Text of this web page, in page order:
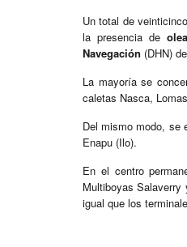
Un total de
la presencia de
Navegación (DHN)
La mayoría se
caletas Nasca,
Del mismo modo, se
Enapu (Ilo).
En el centro
Multiboyas
igual que los